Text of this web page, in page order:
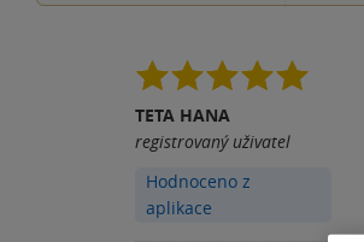
TETA HANA
registrovaný uživatel
Hodnoceno z
aplikace